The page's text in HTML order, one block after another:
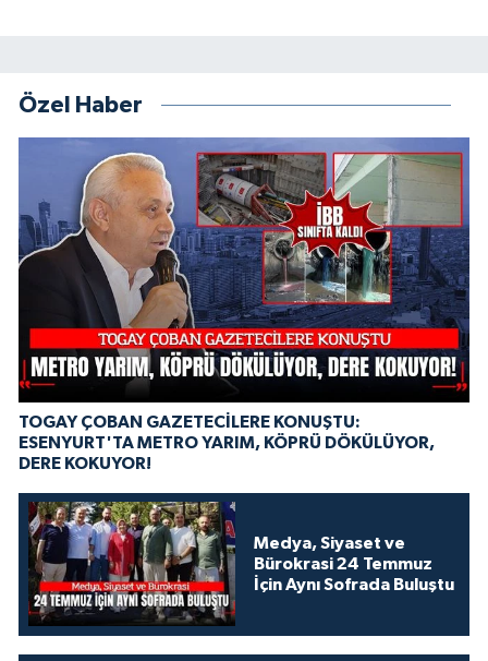
Özel Haber
TOGAY ÇOBAN GAZETECİLERE KONUŞTU:
ESENYURT'TA METRO YARIM, KÖPRÜ DÖKÜLÜYOR,
DERE KOKUYOR!
Medya, Siyaset ve
Bürokrasi 24 Temmuz
İçin Aynı Sofrada Buluştu